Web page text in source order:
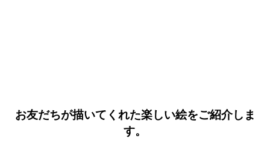
お友だちが描いてくれた楽しい絵をご紹介しま
す。